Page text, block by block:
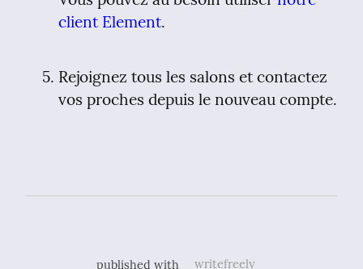
client Element.
Rejoignez tous les salons et contactez
vos proches depuis le nouveau compte.
published with writefreely